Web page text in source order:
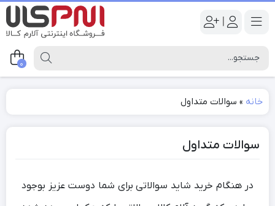
|
0
خانه » سوالات متداول
سوالات متداول
در هنگام خرید شاید سوالاتی برای شما دوست عزیز بوجود